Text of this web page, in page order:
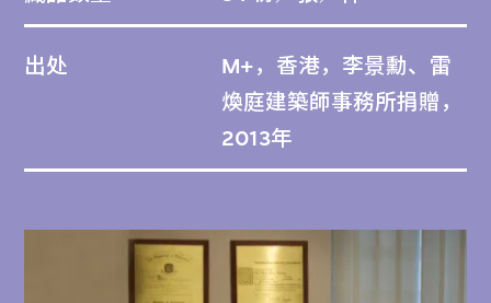
各項目的特色。M+及後收藏了該批繪圖。
未有納入M+館藏的檔案，由李景勳、雷煥庭
出处
M+，香港，李景勳、雷
煥庭建築師事務所捐贈，
2013年